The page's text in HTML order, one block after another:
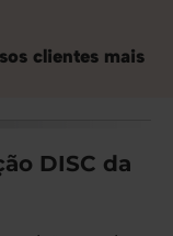
clientes mais
DISC da